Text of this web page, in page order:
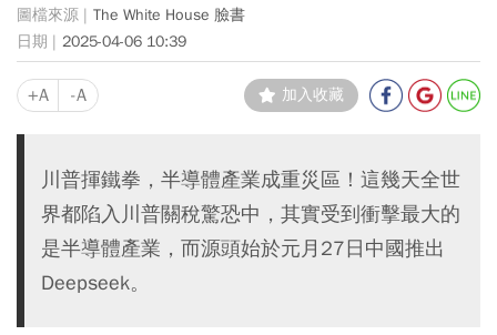
The White House 臉書
2025-04-06 10:39
+A -A 加入收藏
川普揮鐵拳，半導體產業成重災區！這幾天全世
界都陷入川普關稅驚恐中，其實受到衝擊最大的
是半導體產業，而源頭始於元月27日中國推出
Deepseek。